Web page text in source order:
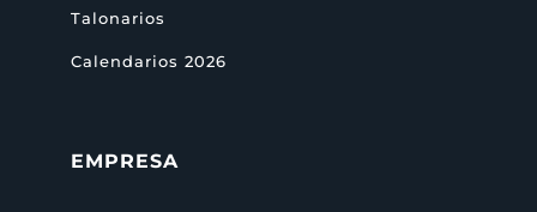
Talonarios
Calendarios 2026
EMPRESA